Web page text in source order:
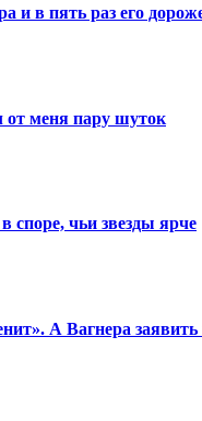
и в пять раз его
меня пару шуток
споре, чьи звезды ярче
А Вагнера заявить